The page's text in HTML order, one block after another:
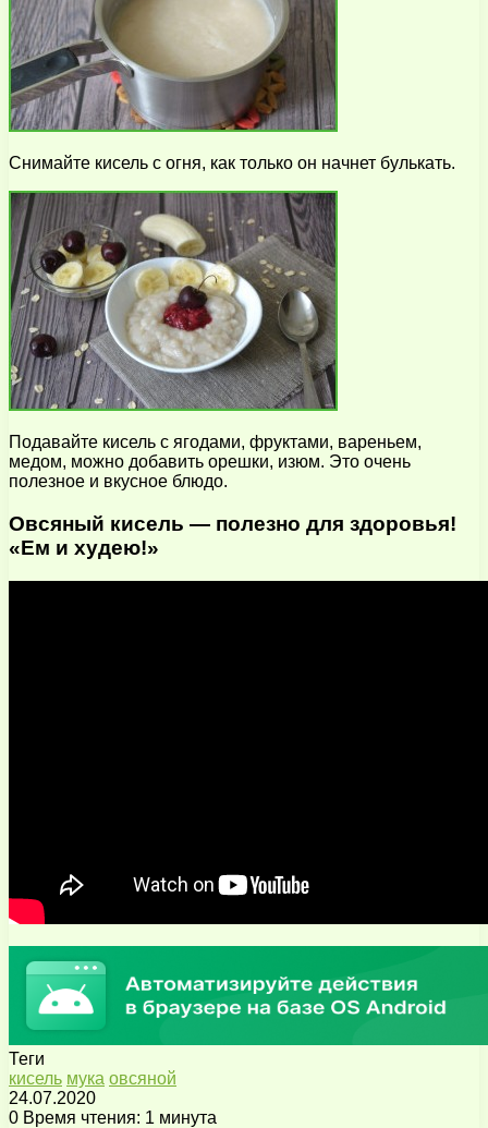
Снимайте кисель с огня, как только он начнет булькать.
Подавайте кисель с ягодами, фруктами, вареньем,
медом, можно добавить орешки, изюм. Это очень
полезное и вкусное блюдо.
Овсяный кисель — полезно для здоровья!
«Ем и худею!»
Теги
кисель мука овсяной
24.07.2020
0 Время чтения: 1 минута